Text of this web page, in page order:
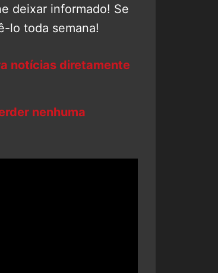
deixar informado! Se
lo toda semana!
notícias diretamente
nenhuma